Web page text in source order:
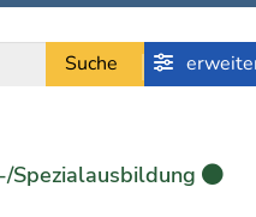
Suche
Spezialausbildung